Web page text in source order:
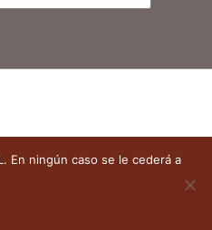
En ningún caso se le cederá a